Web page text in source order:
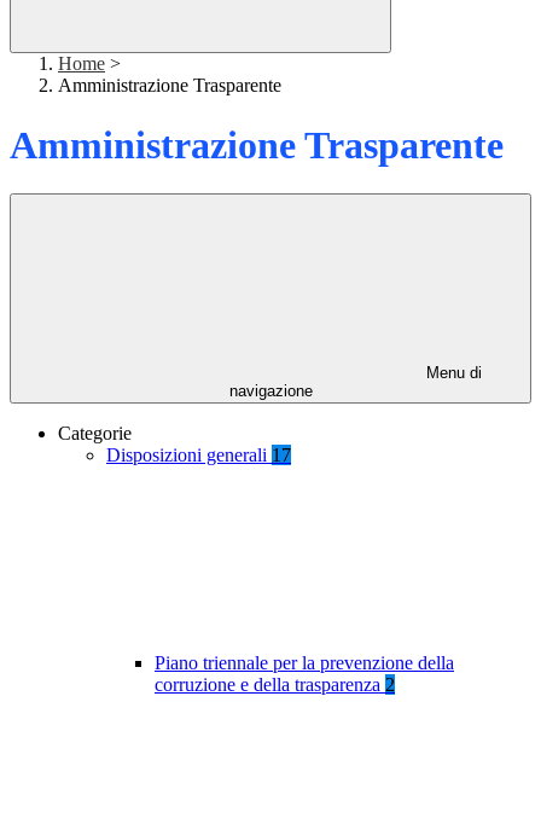
Home >
Amministrazione Trasparente
Amministrazione Trasparente
Menu di
navigazione
Categorie
Disposizioni generali 17
Piano triennale per la prevenzione della
corruzione e della trasparenza 2